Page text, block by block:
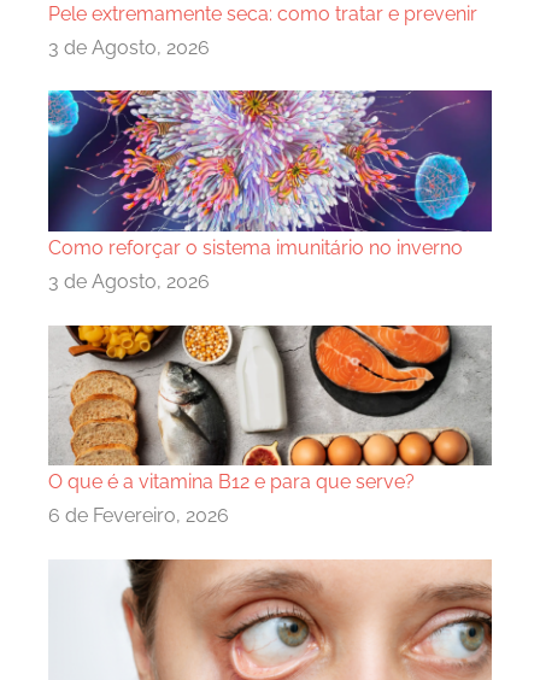
Pele extremamente seca: como tratar e prevenir
3 de Agosto, 2026
Como reforçar o sistema imunitário no inverno
3 de Agosto, 2026
O que é a vitamina B12 e para que serve?
6 de Fevereiro, 2026